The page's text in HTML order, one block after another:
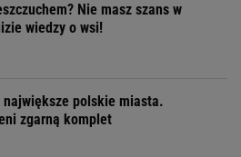
Nie masz szans w
wiedzy o wsi!
największe polskie miasta.
zgarną komplet